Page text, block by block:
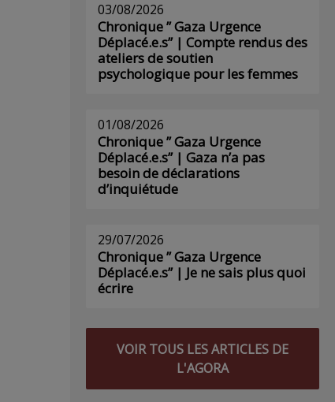
03/08/2026
Chronique ” Gaza Urgence
Déplacé.e.s” | Compte rendus des
ateliers de soutien
psychologique pour les femmes
01/08/2026
Chronique ” Gaza Urgence
Déplacé.e.s” | Gaza n’a pas
besoin de déclarations
d’inquiétude
29/07/2026
Chronique ” Gaza Urgence
Déplacé.e.s” | Je ne sais plus quoi
écrire
VOIR TOUS LES ARTICLES DE
L'AGORA